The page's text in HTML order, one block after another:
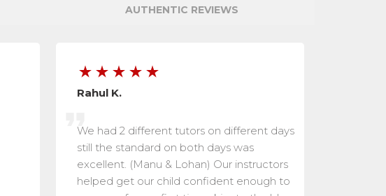
Rahul K.
We had 2 different tutors on different days
still the standard on both days was
excellent. (Manu & Lohan) Our instructors
helped get our child confident enough to
AUTHENTIC REVIEWS